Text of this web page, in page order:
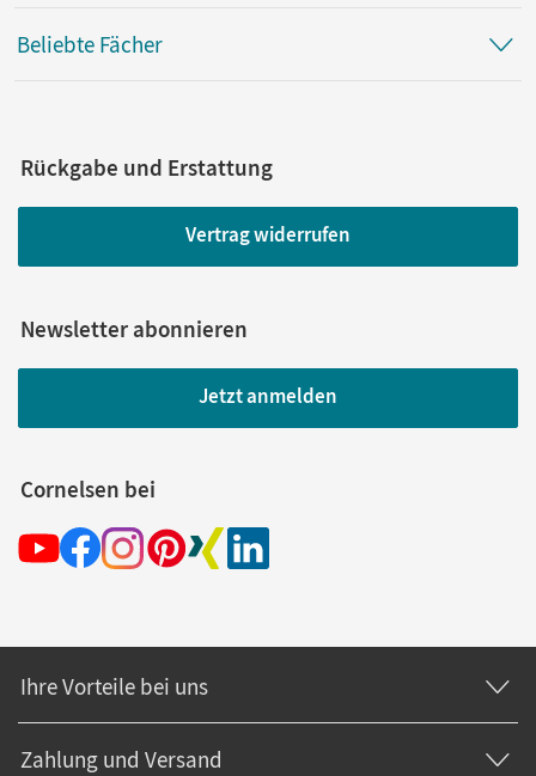
Beliebte Fächer
Rückgabe und Erstattung
Vertrag widerrufen
Newsletter abonnieren
Jetzt anmelden
Cornelsen bei
Ihre Vorteile bei uns
Zahlung und Versand